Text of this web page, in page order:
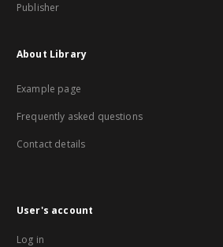
Publisher
About Library
Example page
Frequently asked questions
Contact details
User's account
Log in